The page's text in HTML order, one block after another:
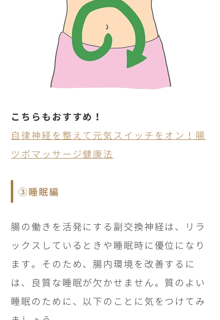
こちらもおすすめ！
自律神経を整えて元気スイッチをオン！腸
ツボマッサージ健康法
③睡眠編
腸の働きを活発にする副交換神経は、リラ
ックスしているときや睡眠時に優位になり
ます。そのため、腸内環境を改善するに
は、良質な睡眠が欠かせません。質のよい
睡眠のために、以下のことに気をつけてみ